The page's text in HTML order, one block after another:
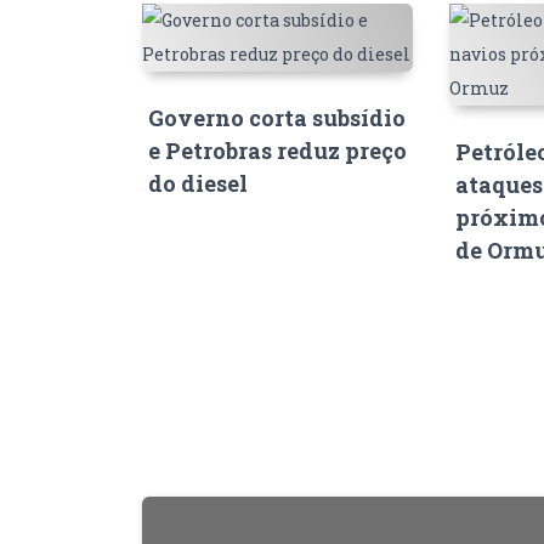
Governo corta subsídio
e Petrobras reduz preço
do diesel
de